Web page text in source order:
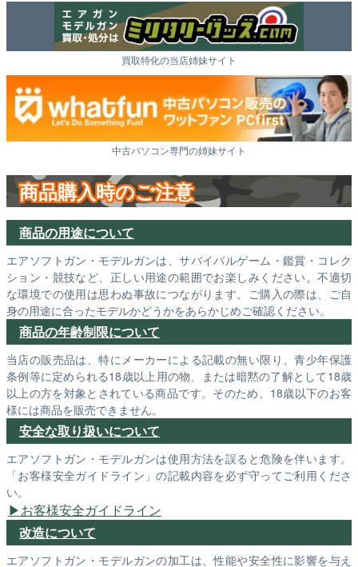
買取特化の当店姉妹サイト
中古パソコン専門の姉妹サイト
商品購入時のご注意
商品の用途について
エアソフトガン・モデルガンは、サバイバルゲーム・鑑賞・コレク
ション・競技など、正しい用途の範囲でお楽しみください。不適切
な環境での使用は思わぬ事故につながります。ご購入の際は、ご自
身の用途に合ったモデルかどうかをあらかじめご確認ください。
商品の年齢制限について
当店の販売品は、特にメーカーによる記載の無い限り、青少年保護
条例等に定められる18歳以上用の物、または暗黙の了解として18歳
以上の方を対象とされている商品です。そのため、18歳以下のお客
様には商品を販売できません。
安全な取り扱いについて
エアソフトガン・モデルガンは使用方法を誤ると危険を伴います。
「お客様安全ガイドライン」の記載内容を必ず守ってご利用くださ
い。
お客様安全ガイドライン
改造について
エアソフトガン・モデルガンの加工は、性能や安全性に影響を与え